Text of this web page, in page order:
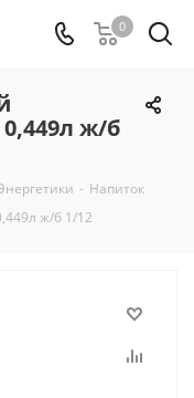
0
ж/б
- Напиток
ж/б 1/12